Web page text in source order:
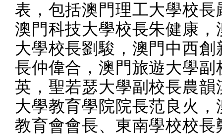
表，包括澳門理工大學校長
澳門科技大學校長朱健康，
大學校長劉駿，澳門中西創
長仲偉合，澳門旅遊大學副
英，聖若瑟大學副校長農韻
大學教育學院院長范良火，
教育會會長、東南學校校長